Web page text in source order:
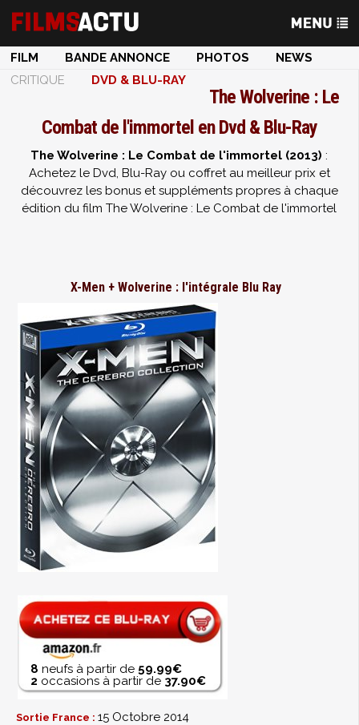
FILM BANDE ANNONCE PHOTOS
NEWS
CRITIQUE
DVD & BLU-RAY
The Wolverine : Le
Combat de l'immortel en Dvd & Blu-Ray
The Wolverine : Le Combat de l'immortel (2013) :
Achetez le Dvd, Blu-Ray ou coffret au meilleur prix et
découvrez les bonus et suppléments propres à chaque
édition du film The Wolverine : Le Combat de l'immortel
X-Men + Wolverine : l'intégrale Blu Ray
8 neufs à partir de 59.99€
2 occasions à partir de 37.90€
Sortie France : 15 Octobre 2014